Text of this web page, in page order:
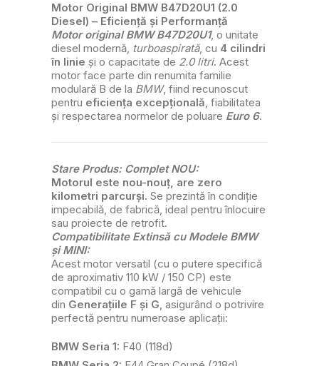
Motor Original BMW B47D20U1 (2.0
Diesel) – Eficiență și Performanță
Motor original BMW B47D20U1, o unitate
diesel modernă, turboaspirată, cu 4 cilindri
în linie și o capacitate de 2.0 litri. Acest
motor face parte din renumita familie
modulară B de la BMW, fiind recunoscut
pentru eficiența excepțională, fiabilitatea
și respectarea normelor de poluare Euro 6.
Stare Produs: Complet NOU:
Motorul este nou-nouț, are zero
kilometri parcurși. Se prezintă în condiție
impecabilă, de fabrică, ideal pentru înlocuire
sau proiecte de retrofit.
Compatibilitate Extinsă cu Modele BMW
și MINI:
Acest motor versatil (cu o putere specifică
de aproximativ 110 kW / 150 CP) este
compatibil cu o gamă largă de vehicule
din Generațiile F și G, asigurând o potrivire
perfectă pentru numeroase aplicații:
BMW Seria 1: F40 (118d)